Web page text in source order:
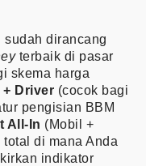
sudah dirancang
terbaik di pasar
skema harga
+ Driver (cocok bagi
pengisian BBM
All-In (Mobil +
di mana Anda
indikator